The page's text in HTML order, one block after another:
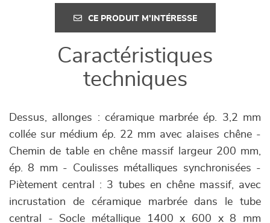
CE PRODUIT M'INTÉRESSE
Caractéristiques
techniques
Dessus, allonges : céramique marbrée ép. 3,2 mm
collée sur médium ép. 22 mm avec alaises chêne -
Chemin de table en chêne massif largeur 200 mm,
ép. 8 mm - Coulisses métalliques synchronisées -
Piètement central : 3 tubes en chêne massif, avec
incrustation de céramique marbrée dans le tube
central - Socle métallique 1400 x 600 x 8 mm